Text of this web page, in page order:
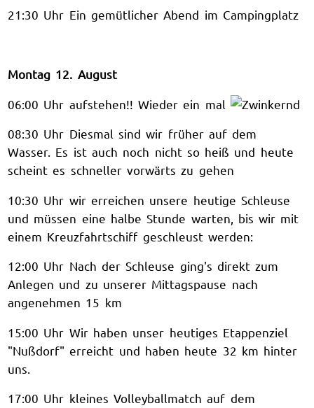
21:30 Uhr Ein gemütlicher Abend im Campingplatz
Montag 12. August
06:00 Uhr aufstehen!! Wieder ein mal
08:30 Uhr Diesmal sind wir früher auf dem
Wasser. Es ist auch noch nicht so heiß und heute
scheint es schneller vorwärts zu gehen
10:30 Uhr wir erreichen unsere heutige Schleuse
und müssen eine halbe Stunde warten, bis wir mit
einem Kreuzfahrtschiff geschleust werden:
12:00 Uhr Nach der Schleuse ging's direkt zum
Anlegen und zu unserer Mittagspause nach
angenehmen 15 km
15:00 Uhr Wir haben unser heutiges Etappenziel
"Nußdorf" erreicht und haben heute 32 km hinter
uns.
17:00 Uhr kleines Volleyballmatch auf dem